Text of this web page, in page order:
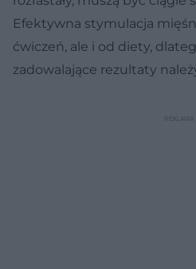
Efektywna stymulacja
ćwiczeń, ale i od diety,
zadowalające rezultaty